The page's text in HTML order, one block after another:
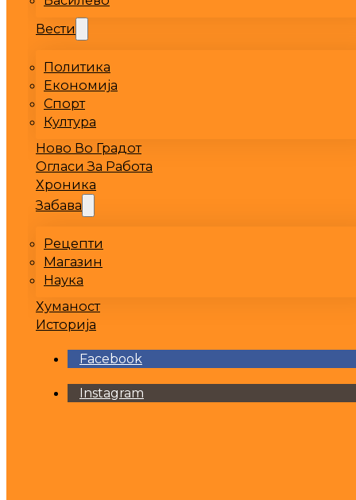
Вести
Политика
Економија
Спорт
Култура
Ново Во Градот
Огласи За Работа
Хроника
Забава
Рецепти
Магазин
Наука
Хуманост
Историја
Facebook
Instagram